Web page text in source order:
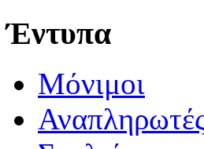
Έντυπα
Μόνιμοι